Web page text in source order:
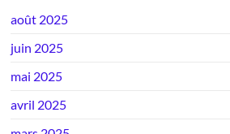
août 2025
juin 2025
mai 2025
avril 2025